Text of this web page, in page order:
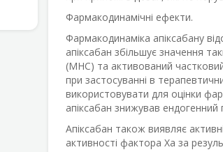
Фармакодинамічні ефекти.
Фармакодинаміка апіксабану
апіксабан збільшує значення
(МНС) та активований
при застосуванні в
використовувати для оцінки
апіксабан знижував ендогенний
Апіксабан також виявляє
активності фактора Ха за